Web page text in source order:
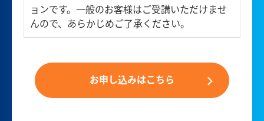
ョンです。一般のお客様はご受講いただけませ
んので、あらかじめご了承ください。
お申し込みはこちら